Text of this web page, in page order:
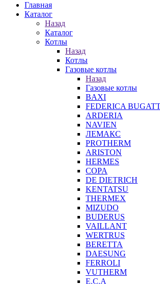
Главная
Каталог
Назад
Каталог
Котлы
Назад
Котлы
Газовые котлы
Назад
Газовые котлы
BAXI
FEDERICA
ARDERIA
NAVIEN
ЛЕМАКС
PROTHERM
ARISTON
HERMES
COPA
DE DIETRICH
KENTATSU
THERMEX
MIZUDO
BUDERUS
VAILLANT
WERTRUS
BERETTA
DAESUNG
FERROLI
VUTHERM
E.C.A